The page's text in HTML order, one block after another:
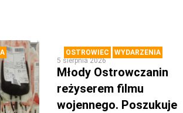
OSTROWIEC
WYDARZENIA
5 sierpnia 2026
Młody Ostrowczanin
reżyserem filmu
wojennego. Poszukuje